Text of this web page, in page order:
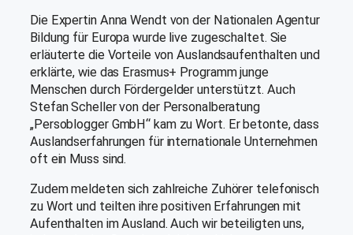
Die Expertin Anna Wendt von der Nationalen Agentur
Bildung für Europa wurde live zugeschaltet. Sie
erläuterte die Vorteile von Auslandsaufenthalten und
erklärte, wie das Erasmus+ Programm junge
Menschen durch Fördergelder unterstützt. Auch
Stefan Scheller von der Personalberatung
„Persoblogger GmbH“ kam zu Wort. Er betonte, dass
Auslandserfahrungen für internationale Unternehmen
oft ein Muss sind.
Zudem meldeten sich zahlreiche Zuhörer telefonisch
zu Wort und teilten ihre positiven Erfahrungen mit
Aufenthalten im Ausland. Auch wir beteiligten uns,